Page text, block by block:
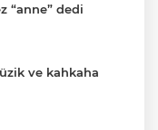
“anne” dedi
ve kahkaha